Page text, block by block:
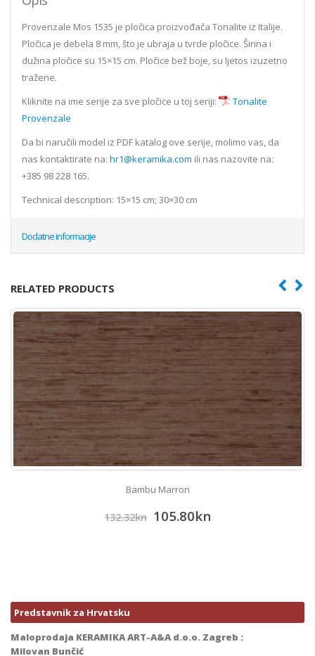
Provenzale Mos 1535 je pločica proizvođača Tonalite iz Italije.
Pločica je debela 8 mm, što je ubraja u tvrde pločice. Širina i
dužina pločice su 15×15 cm. Pločice bež boje, su ljetos izuzetno
tražene.
Kliknite na ime serije za sve pločice u toj seriji:
Tonalite
Provenzale
Da bi naručili model iz PDF katalog ove serije, molimo vas, da
nas kontaktirate na: hr1@keramika.com ili nas nazovite na:
+385 98 228 165.
Technical description: 15×15 cm; 30×30 cm
Dodatne informacije
RELATED PRODUCTS
Podne i zidne pločice Talia Anthracite
228.46kn 182.78
Predstavnik za Hrvatsku
Maloprodaja KERAMIKA ART-A&A d.o.o. Zagreb :
Milovan Bunčić